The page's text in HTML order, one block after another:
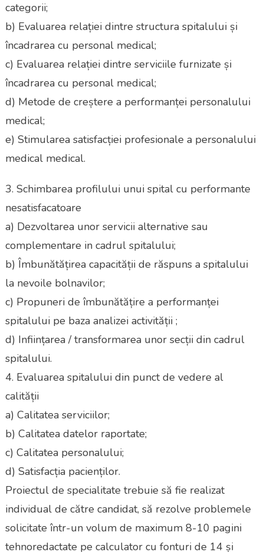
categorii;
b) Evaluarea relației dintre structura spitalului și
încadrarea cu personal medical;
c) Evaluarea relației dintre serviciile furnizate și
încadrarea cu personal medical;
d) Metode de creștere a performanței personalului
medical;
e) Stimularea satisfacției profesionale a personalului
medical medical.
3. Schimbarea profilului unui spital cu performante
nesatisfacatoare
a) Dezvoltarea unor servicii alternative sau
complementare in cadrul spitalului;
b) Îmbunătățirea capacității de răspuns a spitalului
la nevoile bolnavilor;
c) Propuneri de îmbunătățire a performanței
spitalului pe baza analizei activității ;
d) Inființarea / transformarea unor secții din cadrul
spitalului.
4. Evaluarea spitalului din punct de vedere al
calității
a) Calitatea serviciilor;
b) Calitatea datelor raportate;
c) Calitatea personalului;
d) Satisfacția pacienților.
Proiectul de specialitate trebuie să fie realizat
individual de către candidat, să rezolve problemele
solicitate într-un volum de maximum 8-10 pagini
tehnoredactate pe calculator cu fonturi de 14 și